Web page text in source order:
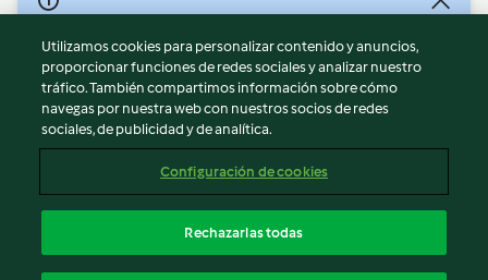
© Copyright 2026
Términos de uso
Política de privacidad
Aviso legal
Información legal
Reportar contenido
Declaración de accesibilidad
Utilizamos cookies para personalizar contenido y anuncios,
proporcionar funciones de redes sociales y analizar nuestro
tráfico. También compartimos información sobre cómo
navegas por nuestra web con nuestros socios de redes
sociales, de publicidad y de analítica.
Configuración de cookies
Rechazarlas todas